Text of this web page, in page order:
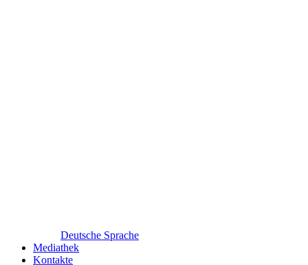
Deutsche Sprache
Mediathek
Kontakte